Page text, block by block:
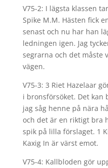
V75-2: I lägsta klassen
Spike M.M. Hästen fick
senast och nu har han
ledningen igen. Jag
segrarna och det måste
vägen.
V75-3: 3 Riet Hazelaar
i bronsförsöket. Det kan
jag såg henne på nära
och det är en riktigt bra
spik på lilla förslaget. 1
Kaxig In är värst emot.
V75-4: Kallbloden gör